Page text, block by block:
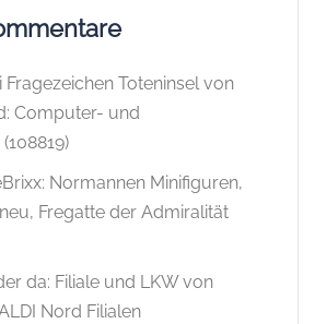
Fragezeichen Toteninsel von
Computer- und
Normannen Minifiguren,
Fregatte der Admiralität
da: Filiale und LKW von
Nord Filialen